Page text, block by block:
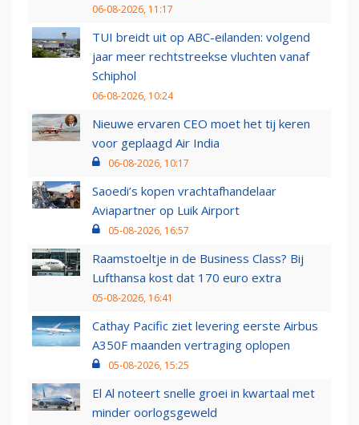
06-08-2026, 11:17
TUI breidt uit op ABC-eilanden: volgend
jaar meer rechtstreekse vluchten vanaf
Schiphol
06-08-2026, 10:24
Nieuwe ervaren CEO moet het tij keren
voor geplaagd Air India
06-08-2026, 10:17
Saoedi’s kopen vrachtafhandelaar
Aviapartner op Luik Airport
05-08-2026, 16:57
Raamstoeltje in de Business Class? Bij
Lufthansa kost dat 170 euro extra
05-08-2026, 16:41
Cathay Pacific ziet levering eerste Airbus
A350F maanden vertraging oplopen
05-08-2026, 15:25
El Al noteert snelle groei in kwartaal met
minder oorlogsgeweld